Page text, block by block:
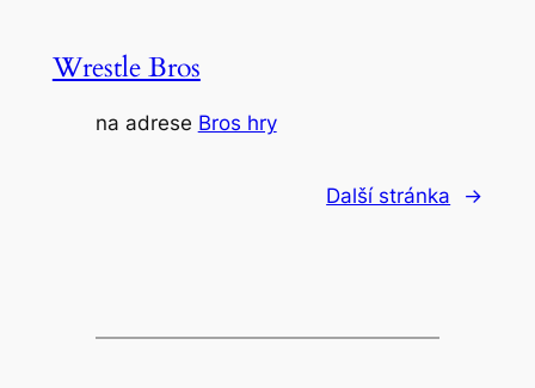
Wrestle Bros
na adrese Bros hry
Další stránka →